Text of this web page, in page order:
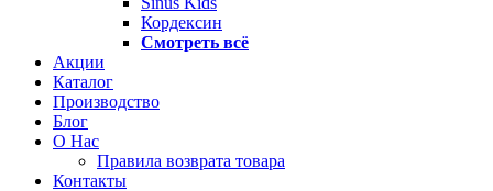
Кордексин
Смотреть всё
Акции
Каталог
Производство
Блог
О Нас
Правила возврата товара
Контакты